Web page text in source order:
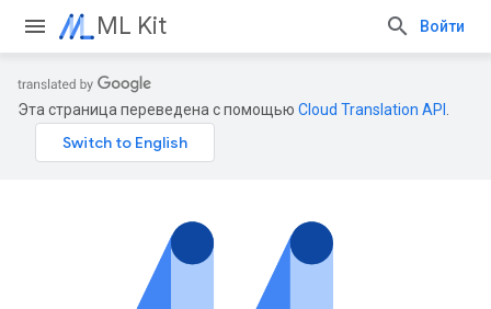
ML Kit Войти
Эта страница переведена с помощью Cloud Translation API